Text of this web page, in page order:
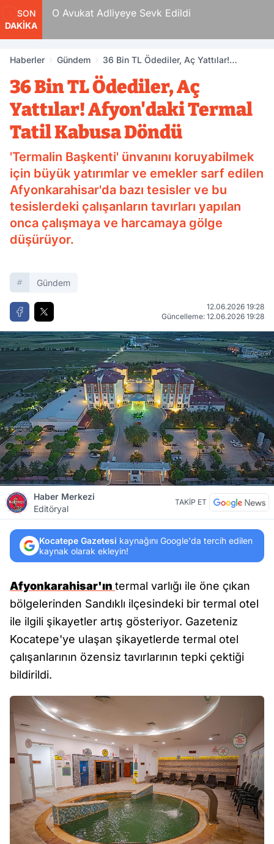
SON
DAKİKA
Adliyeye Sevk Edildi
Haberler Gündem
36 Bin TL Ödediler, Aç Yattılar!
36 Bin TL Ödediler, Aç
Yattılar! Afyon'daki Termal
Tatil Kabusa Döndü
'Termalin Başkenti' ünvanını koruyabilmek
için büyük yatırımlar ve emekler sarf edilen
Afyonkarahisar'da bazı tesisler ve bu
tesislerdeki çalışanların tavırları yapılan
onca çalışmaya ve harcamaya gölge
düşürüyor.
Gündem
12.06.2026 19:28
Güncelleme: 12.06.2026 19:28
Haber Merkezi
Editöryal
TAKİP ET
Kocatepe Gazetesi kaynağını Google'da tercih edilen
kaynak olarak ekleyin!
Afyonkarahisar'ın termal varlığı ile öne çıkan
bölgelerinden Sandıklı ilçesindeki bir termal otel
ile ilgili şikayetler artış gösteriyor. Gazeteniz
Kocatepe'ye ulaşan şikayetlerde termal otel
çalışanlarının özensiz tavırlarının tepki çektiği
bildirildi.